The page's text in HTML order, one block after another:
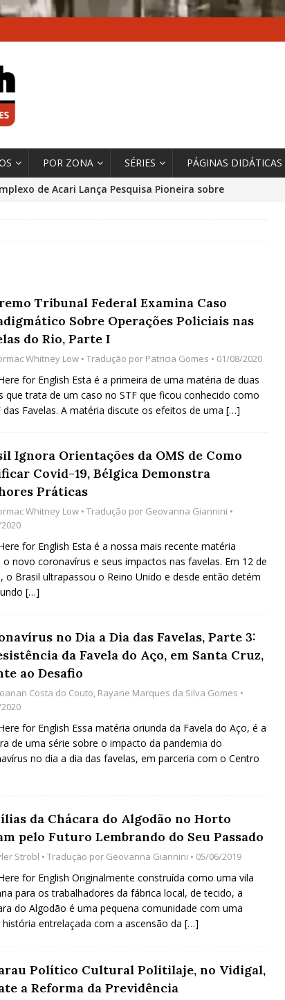
POR ZONA SÉRIES PÁGINAS DIDÁTICAS
de Acari Lança Pesquisa Pioneira sobre
Cidades
*DESTAQUE
Começou com uma Praça em Ramos [OPINIÃO]
Agroecológico com os Povos das Águas Reúne
e Inauguração da Feira da Praia do Remanso
Fluminenses, Cronicamente Abandonados,
Nova Via Mobilidade 10 Anos Após Rio2016
Tribunal Federal Examina Caso
Sobre Operações Policiais nas
do Rio, Parte I
Whitney Low • Tradução por Patricia Gomes • 01/08/2020
for English Esta é a primeira de uma matéria de duas
que trata de um caso no STF que ficou conhecido como
das Favelas. A matéria discute os efeitos de uma […]
Ignora Orientações da OMS de Como
Covid-19, Bélgica Demonstra
Práticas
Whitney Low • Tradução por Geovanna Giannini •
for English Esta é a nossa mais recente matéria
o novo coronavírus e seus impactos nas favelas. Em 12 de
o Brasil ultrapassou o Reino Unido e desde então detém
[…]
no Dia a Dia das Favelas, Parte 3:
da Favela do Aço, em Santa Cruz,
ao Desafio
Costa do Couto, Rayane Marques da Silva Gomes •
for English Essa matéria oriunda da Favela do Aço, é a
de uma série sobre o impacto da pandemia do
no dia a dia das favelas, em parceria com o Centro
da Chácara do Algodão no Horto
pelo Futuro Lembrando do Seu Passado
Strobl • Tradução por Geovanna Giannini • 05/06/2019
for English Originalmente construída como uma vila
para os trabalhadores da fábrica local, de tecido, a
do Algodão é uma pequena comunidade com uma
entrelaçada com a ascensão da […]
Político Cultural Politilaje, no Vidigal,
a Reforma da Previdência